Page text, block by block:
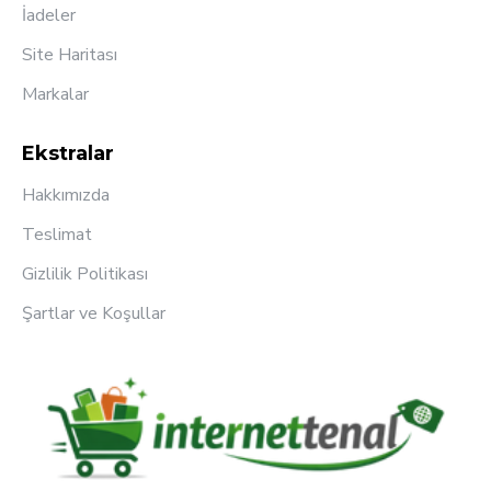
İadeler
Site Haritası
Markalar
Ekstralar
Hakkımızda
Teslimat
Gizlilik Politikası
Şartlar ve Koşullar